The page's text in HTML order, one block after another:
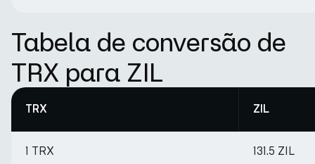
Tabela de conversão de
TRX para ZIL
TRX ZIL
1 TRX 131.5 ZIL